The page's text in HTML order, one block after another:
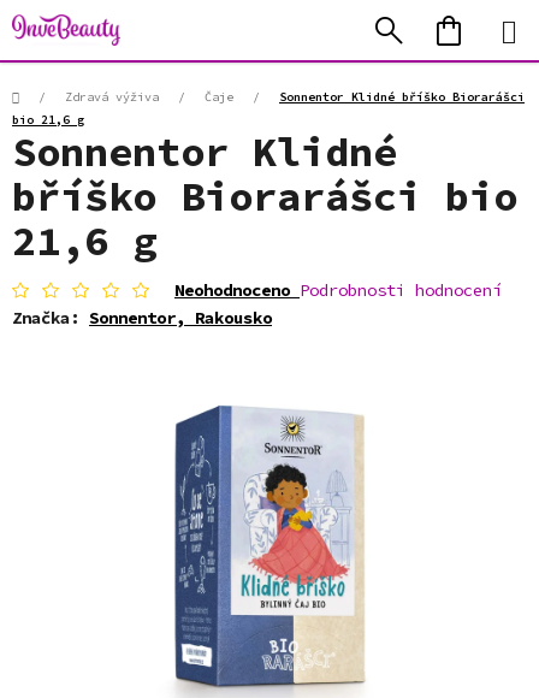
Přejít
na
obsah
Hledat
KOŠÍK
Domů/ Zdravá výživa / Čaje /
Sonnentor Klidné bříško Biorarášci
bio 21,6 g
Sonnentor Klidné
bříško Biorarášci bio
21,6 g
Průměrné
hodnocení
produktu
hvězdiček.
Neohodnoceno Podrobnosti hodnocení
Značka: Sonnentor, Rakousko